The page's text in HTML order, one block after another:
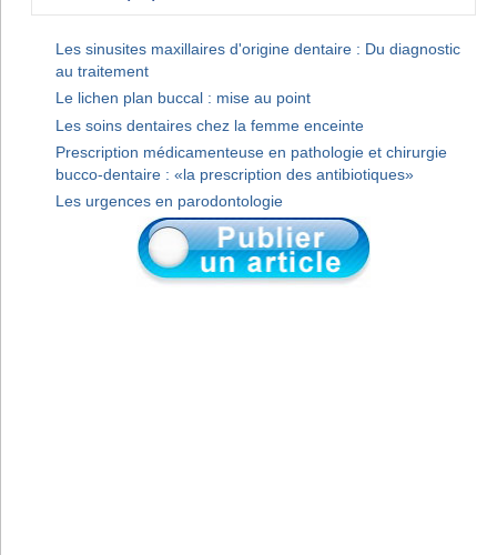
Les sinusites maxillaires d'origine dentaire : Du diagnostic
au traitement
Le lichen plan buccal : mise au point
Les soins dentaires chez la femme enceinte
Prescription médicamenteuse en pathologie et chirurgie
bucco-dentaire : «la prescription des antibiotiques»
Les urgences en parodontologie